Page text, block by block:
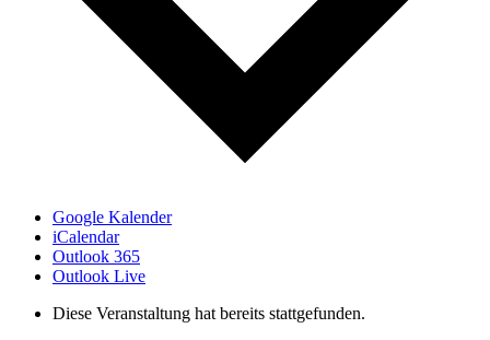
Google Kalender
iCalendar
Outlook 365
Outlook Live
Diese Veranstaltung hat bereits stattgefunden.